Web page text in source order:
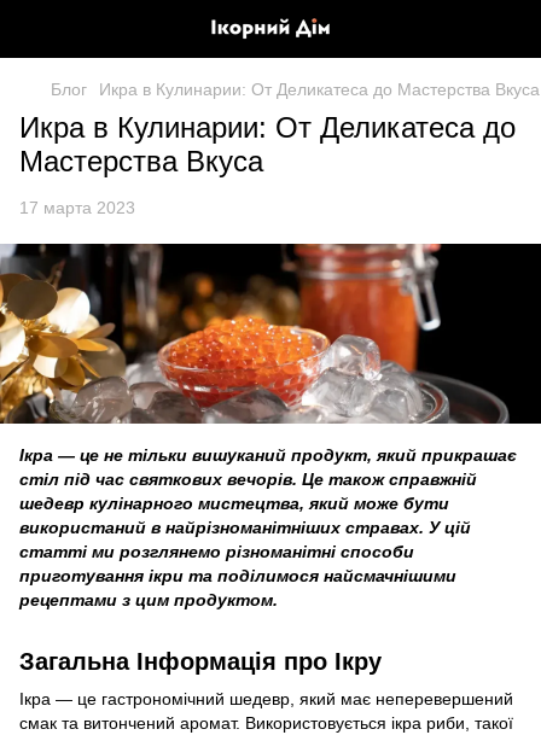
Блог Икра в Кулинарии: От Деликатеса до Мастерства Вкуса
Икра в Кулинарии: От Деликатеса до
Мастерства Вкуса
17 марта 2023
Ікра — це не тільки вишуканий продукт, який прикрашає
стіл під час святкових вечорів. Це також справжній
шедевр кулінарного мистецтва, який може бути
використаний в найрізноманітніших стравах. У цій
статті ми розглянемо різноманітні способи
приготування ікри та поділимося найсмачнішими
рецептами з цим продуктом.
Загальна Інформація про Ікру
Ікра — це гастрономічний шедевр, який має неперевершений
смак та витончений аромат. Використовується ікра риби, такої